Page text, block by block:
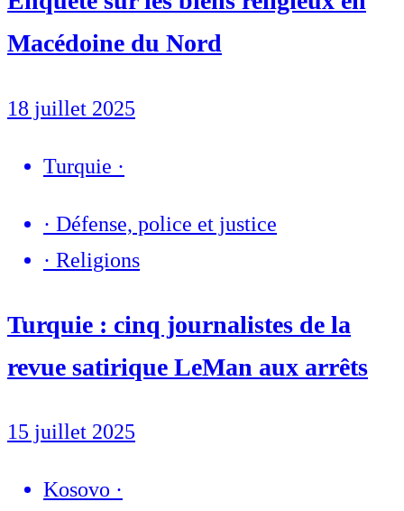
Macédoine du Nord
18 juillet 2025
Turquie ·
· Défense, police et justice
· Religions
Turquie : cinq journalistes de la
revue satirique LeMan aux arrêts
15 juillet 2025
Kosovo ·